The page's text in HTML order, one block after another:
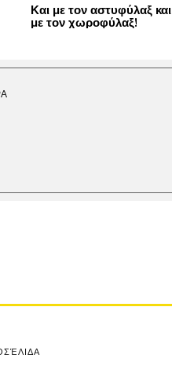
Και με τον αστυφύλαξ και
με τον χωροφύλαξ!